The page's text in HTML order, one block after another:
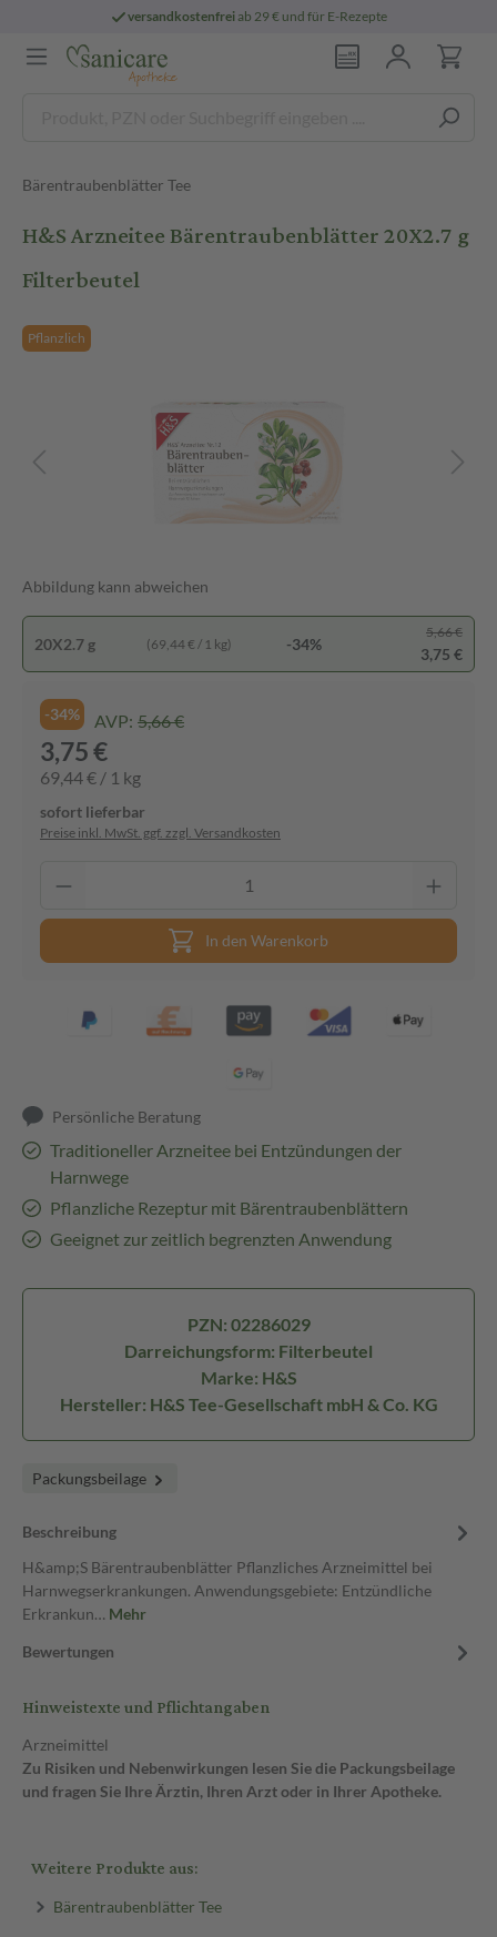
versandkostenfreiab 29 € und für E-Rezepte
Bärentraubenblätter Tee
H&S Arzneitee Bärentraubenblätter 20X2.7 g
Filterbeutel
Pflanzlich
Abbildung kann abweichen
20X2.7 g (69,44 € / 1 kg) -34%
5,66 €
3,75 €
-34% AVP: 5,66 €
3,75 €
69,44 € / 1 kg
sofort lieferbar
Preise inkl. MwSt. ggf. zzgl. Versandkosten
In den Warenkorb
Persönliche Beratung
Traditioneller Arzneitee bei Entzündungen der
Harnwege
Pflanzliche Rezeptur mit Bärentraubenblättern
Geeignet zur zeitlich begrenzten Anwendung
PZN: 02286029
Darreichungsform: Filterbeutel
Marke: H&S
Hersteller: H&S Tee-Gesellschaft mbH & Co. KG
Packungsbeilage
Beschreibung
H&amp;S Bärentraubenblätter Pflanzliches Arzneimittel bei
Harnwegserkrankungen. Anwendungsgebiete: Entzündliche
Erkrankun… Mehr
Bewertungen
Hinweistexte und Pflichtangaben
Arzneimittel
Zu Risiken und Nebenwirkungen lesen Sie die Packungsbeilage
und fragen Sie Ihre Ärztin, Ihren Arzt oder in Ihrer Apotheke.
Weitere Produkte aus:
Bärentraubenblätter Tee